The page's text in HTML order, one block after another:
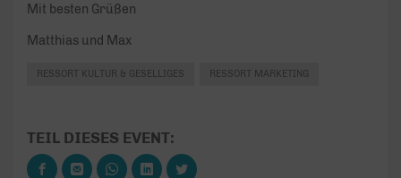
Mit besten Grüßen
Matthias und Max
RESSORT KULTUR & GESELLIGES RESSORT MARKETING
TEIL DIESES EVENT: